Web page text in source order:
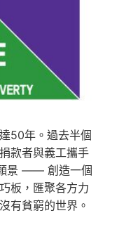
50年。過去半個
款者與義工攜手
景 —— 創造一個
板，匯聚各方力
有貧窮的世界。